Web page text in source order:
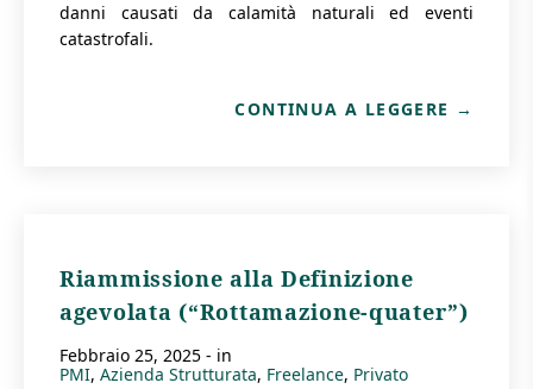
danni causati da calamità naturali ed eventi
catastrofali.
CONTINUA A LEGGERE
Riammissione alla Definizione
agevolata (“Rottamazione-quater”)
febbraio 25, 2025 - in
PMI Azienda Strutturata Freelance Privato